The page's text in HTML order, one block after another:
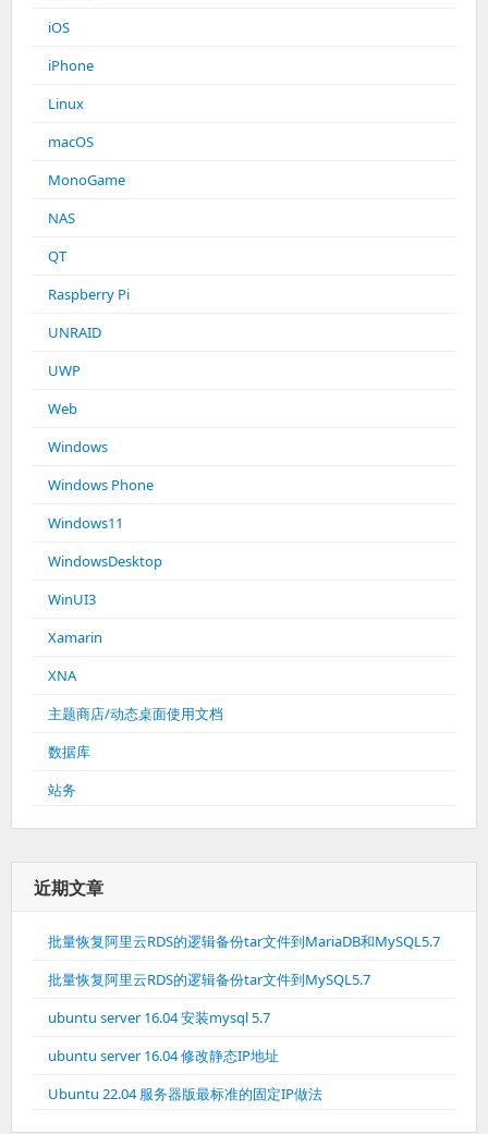
iOS
iPhone
Linux
macOS
MonoGame
NAS
QT
Raspberry Pi
UNRAID
UWP
Web
Windows
Windows Phone
Windows11
WindowsDesktop
WinUI3
Xamarin
XNA
主题商店/动态桌面使用文档
数据库
站务
近期文章
批量恢复阿里云RDS的逻辑备份tar文件到MariaDB和MySQL5.7
批量恢复阿里云RDS的逻辑备份tar文件到MySQL5.7
ubuntu server 16.04 安装mysql 5.7
ubuntu server 16.04 修改静态IP地址
Ubuntu 22.04 服务器版最标准的固定IP做法